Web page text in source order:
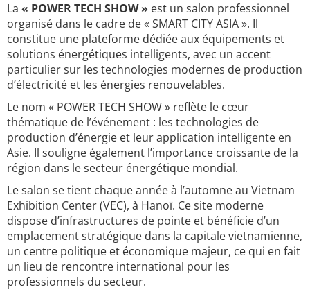
La « POWER TECH SHOW » est un salon professionnel
organisé dans le cadre de « SMART CITY ASIA ». Il
constitue une plateforme dédiée aux équipements et
solutions énergétiques intelligents, avec un accent
particulier sur les technologies modernes de production
d’électricité et les énergies renouvelables.
Le nom « POWER TECH SHOW » reflète le cœur
thématique de l’événement : les technologies de
production d’énergie et leur application intelligente en
Asie. Il souligne également l’importance croissante de la
région dans le secteur énergétique mondial.
Le salon se tient chaque année à l’automne au Vietnam
Exhibition Center (VEC), à Hanoï. Ce site moderne
dispose d’infrastructures de pointe et bénéficie d’un
emplacement stratégique dans la capitale vietnamienne,
un centre politique et économique majeur, ce qui en fait
un lieu de rencontre international pour les
professionnels du secteur.